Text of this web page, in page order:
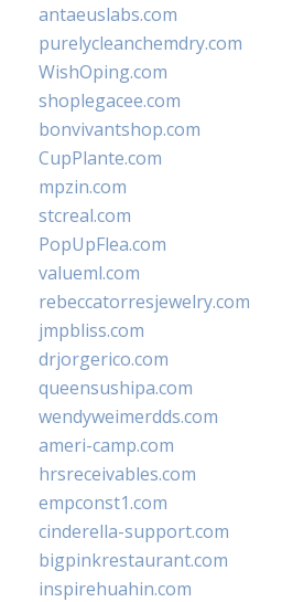
antaeuslabs.com
purelycleanchemdry.com
WishOping.com
shoplegacee.com
bonvivantshop.com
CupPlante.com
mpzin.com
stcreal.com
PopUpFlea.com
valueml.com
rebeccatorresjewelry.com
jmpbliss.com
drjorgerico.com
queensushipa.com
wendyweimerdds.com
ameri-camp.com
hrsreceivables.com
empconst1.com
cinderella-support.com
bigpinkrestaurant.com
inspirehuahin.com